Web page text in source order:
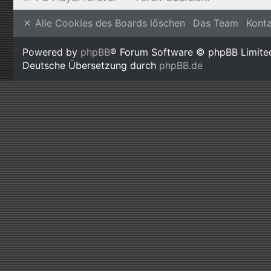
Alle Cookies des Boards löschen Das Team
Powered by phpBB® Forum Software © phpBB
Deutsche Übersetzung durch phpBB.de